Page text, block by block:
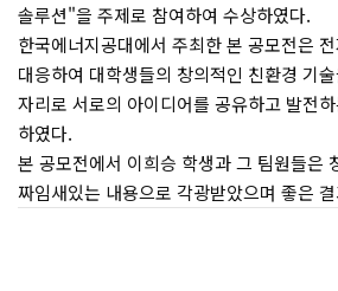
솔루션"을 주제로 참여하여 수상하였다.
한국에너지공대에서 주최한 본 공모전은
대응하여 대학생들의 창의적인 친환경 기
자리로 서로의 아이디어를 공유하고 발전
하였다.
본 공모전에서 이희승 학생과 그 팀원들은
짜임새있는 내용으로 각광받았으며 좋은